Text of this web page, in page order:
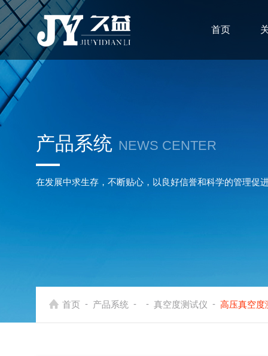
首页
产品系统 NEWS CENTER
在发展中求生存，不断贴心，以良好信誉和科学的管理促
首页 - 产品系统 - - 真空度测试仪 - 高压真空度